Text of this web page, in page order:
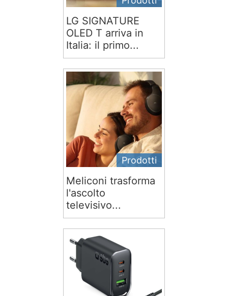
LG SIGNATURE
OLED T arriva in
Italia: il primo...
Prodotti
Meliconi trasforma
l'ascolto
televisivo...